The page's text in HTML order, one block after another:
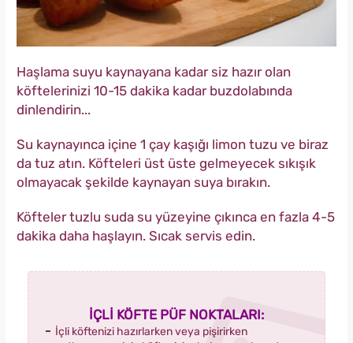
Haşlama suyu kaynayana kadar siz hazır olan
köftelerinizi 10-15 dakika kadar buzdolabında
dinlendirin...
Su kaynayınca içine 1 çay kaşığı limon tuzu ve biraz
da tuz atın. Köfteleri üst üste gelmeyecek sıkışık
olmayacak şekilde kaynayan suya bırakın.
Köfteler tuzlu suda su yüzeyine çıkınca en fazla 4-5
dakika daha haşlayın. Sıcak servis edin.
İÇLİ KÖFTE PÜF NOKTALARI:
İçli köftenizi hazırlarken veya pişirirken